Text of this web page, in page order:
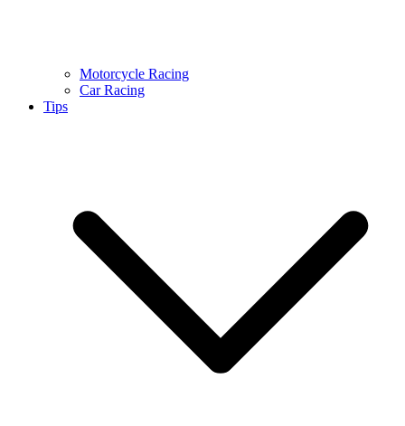
Motorcycle Racing
Car Racing
Tips